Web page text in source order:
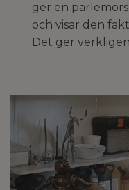
ger en
och visar den
Det ger